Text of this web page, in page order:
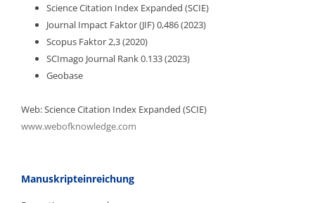
Science Citation Index Expanded (SCIE)
Journal Impact Faktor (JIF) 0,486 (2023)
Scopus Faktor 2,3 (2020)
SCImago Journal Rank 0.133 (2023)
Geobase
Web: Science Citation Index Expanded (SCIE)
www.webofknowledge.com
Manuskripteinreichung